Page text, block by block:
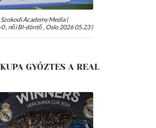
Academy Media (
, női Bl-döntő , Oslo 2026 05.23 )
GYŐZTES A REAL